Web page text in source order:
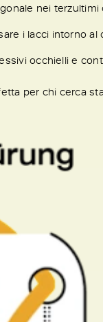
nei
i lacci intorno
occhielli e
per chi cerca